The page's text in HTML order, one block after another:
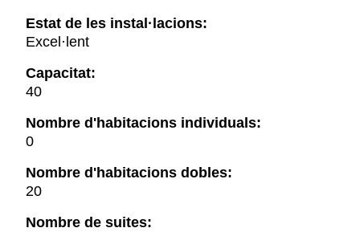
Estat de les instal·lacions:
Excel·lent
Capacitat:
40
Nombre d'habitacions individuals:
0
Nombre d'habitacions dobles:
20
Nombre de suites: